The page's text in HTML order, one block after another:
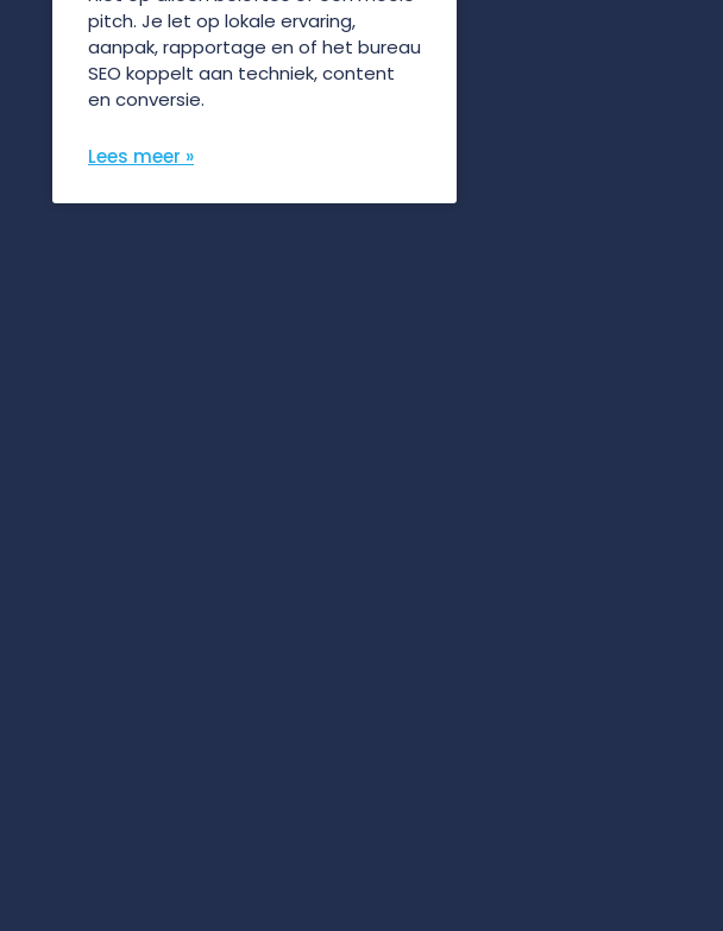
pitch. Je let op lokale ervaring,
aanpak, rapportage en of het bureau
SEO koppelt aan techniek, content
en conversie.
Lees meer »